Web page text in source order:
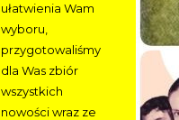
ułatwienia Wam
wyboru,
przygotowaliśmy
dla Was zbiór
wszystkich
nowości wraz ze